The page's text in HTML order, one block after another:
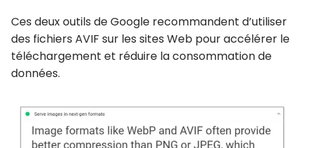
Ces deux outils de Google recommandent d’utiliser
des fichiers AVIF sur les sites Web pour accélérer le
téléchargement et réduire la consommation de
données.